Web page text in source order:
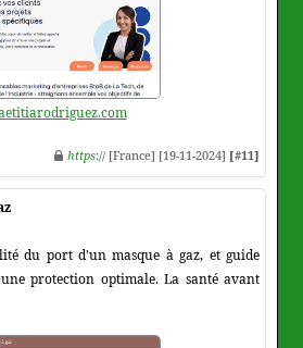
https:// [France] [19-11-2024] [#11]
du port d'un masque à gaz, et guide
protection optimale. La santé avant